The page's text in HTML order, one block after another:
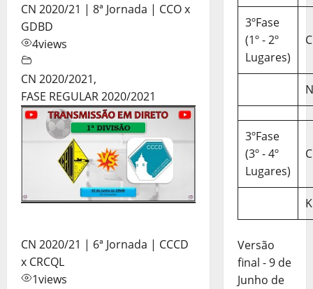
CN 2020/21 | 8ª Jornada | CCO x
GDBD
4views
CN 2020/2021,
FASE REGULAR 2020/2021
CN 2020/21 | 6ª Jornada | CCCD
x CRCQL
1views
3ºFase
(1º - 2º
Lugares)
3ºFase
(3º - 4º
Lugares)
Versão
final - 9 de
Junho de